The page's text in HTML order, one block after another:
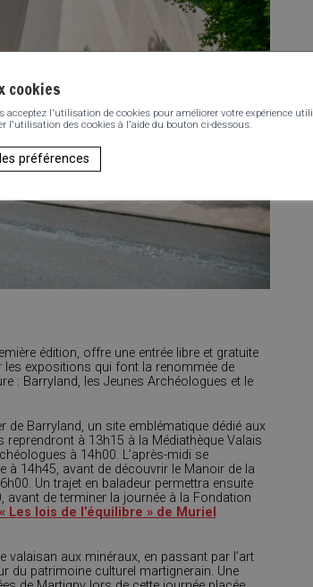
édition, offre une entrée libre et gratuite
expositions qui font la renommée de
: Barryland, les Jeunes Archéologues et le
de Barryland, un site emblématique dédié aux
reprendront à 13h15 à la Médiathèque Valais
à 14h00. L’après-midi se
à 14h45, avant de découvrir le Manoir de la
Un trajet en baladeur permettra ensuite
de terminer la journée à la Fondation
Les lois de l’équilibre » de Muriel
valaisan aux minéraux, en passant par l’art
patrimoine culturel martignerain. Une
cookies
l'utilisation de cookies pour améliorer votre expérience
l'utilisation des cookies à l'aide du bouton ci-dessous.
préférences